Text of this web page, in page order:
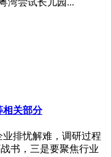
湾尝试长儿园...
相关部分
排忧解难，调研过程
书，三是要聚焦行业